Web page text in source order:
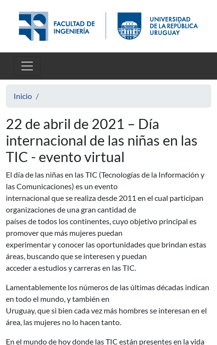
Inicio
22 de abril de 2021 – Día
internacional de las niñas en las
TIC - evento virtual
El día de las niñas en las TIC (Tecnologías de la Información y
las Comunicaciones) es un evento
internacional que se realiza desde 2011 en el cual participan
organizaciones de una gran cantidad de
países de todos los continentes, cuyo objetivo principal es
promover que más mujeres puedan
experimentar y conocer las oportunidades que brindan estas
áreas, buscando que se interesen y puedan
acceder a estudios y carreras en las TIC.
Lamentablemente los números de las últimas décadas indican
en todo el mundo, y también en
Uruguay, que si bien cada vez más hombres se interesan en el
área, las mujeres no lo hacen tanto.
En el mundo de hoy donde las TIC están presentes en la vida